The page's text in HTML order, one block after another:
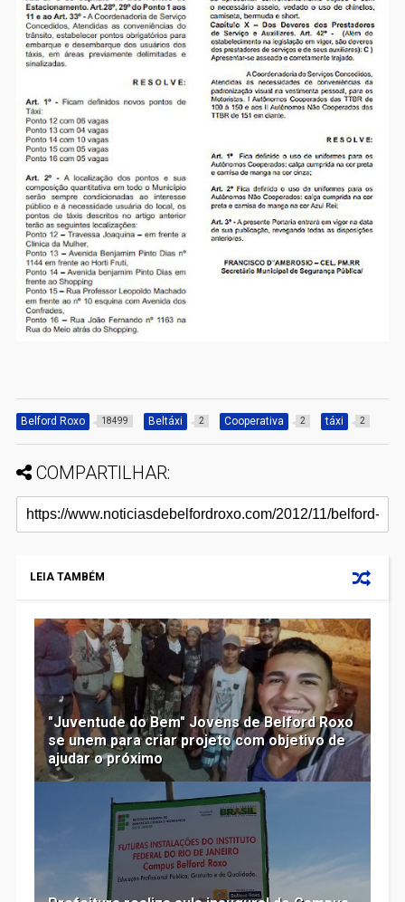
Belford Roxo 18499 Beltáxi 2 Cooperativa 2 táxi 2
COMPARTILHAR:
LEIA TAMBÉM
"Juventude do Bem" Jovens de Belford Roxo
se unem para criar projeto com objetivo de
ajudar o próximo